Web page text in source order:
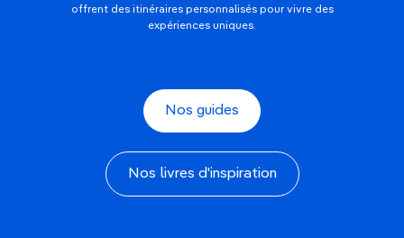
offrent des itinéraires personnalisés pour vivre des
expériences uniques.
Nos guides
Nos livres d'inspiration